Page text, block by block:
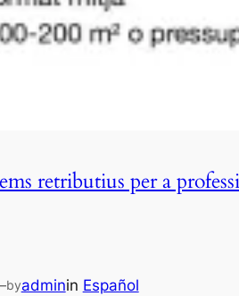
retributius per a
byadminin Español